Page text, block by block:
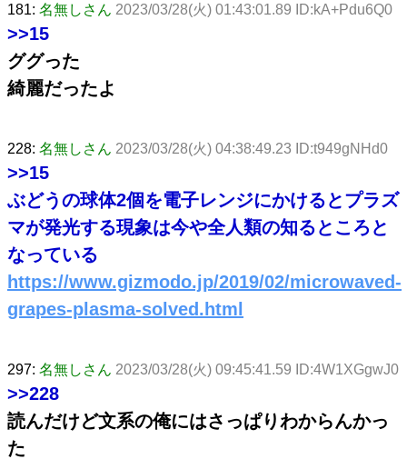
181: 名無しさん 2023/03/28(火) 01:43:01.89 ID:kA+Pdu6Q0
>>15
ググった
綺麗だったよ
228: 名無しさん 2023/03/28(火) 04:38:49.23 ID:t949gNHd0
>>15
ぶどうの球体2個を電子レンジにかけるとプラズ
マが発光する現象は今や全人類の知るところと
なっている
https://www.gizmodo.jp/2019/02/microwaved-
grapes-plasma-solved.html
297: 名無しさん 2023/03/28(火) 09:45:41.59 ID:4W1XGgwJ0
>>228
読んだけど文系の俺にはさっぱりわからんかっ
た